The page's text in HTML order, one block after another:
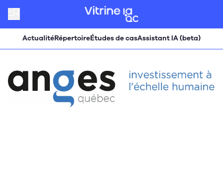
ActualitéRépertoireÉtudes de casAssistant IA (beta)